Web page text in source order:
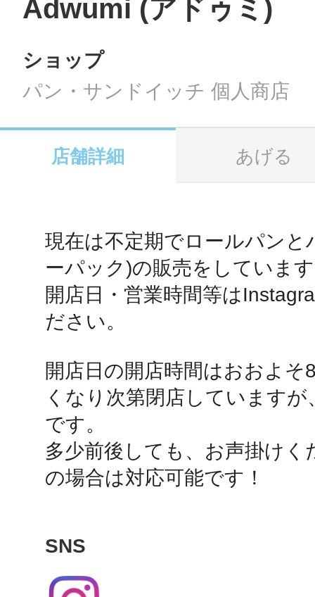
メール
URLをコピー
Adwumi (アドゥミ)
ショップ
パン・サンドイッチ 個人商店
店舗詳細 あげる
現在は不定期でロールパンと
ーパック)の販売をしていま
開店日・営業時間等は
ださい。
開店日の開店時間はおおよそ
くなり次第閉店しています
です。
多少前後しても、お声掛け
の場合は対応可能です！
SNS
地域ごとの
智頭
鴻巣
池袋
生駒